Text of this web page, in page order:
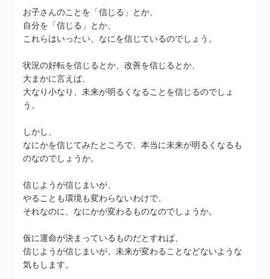
お子さんのことを「信じる」とか、
自分を「信じる」とか、
これらはいったい、なにを信じているのでしょう。
状況の好転を信じるとか、改善を信じるとか、
大まかに言えば、
大なり小なり、未来が明るくなることを信じるのでしょ
う。
しかし、
なにかを信じてみたところで、本当に未来が明るくなるも
のなのでしょうか。
信じようが信じまいが、
やることも環境も変わらないわけで、
それなのに、なにかが変わるものなのでしょうか。
仮に運命が決まっているものだとすれば、
信じようが信じまいが、未来が変わることなどないような
気もします。